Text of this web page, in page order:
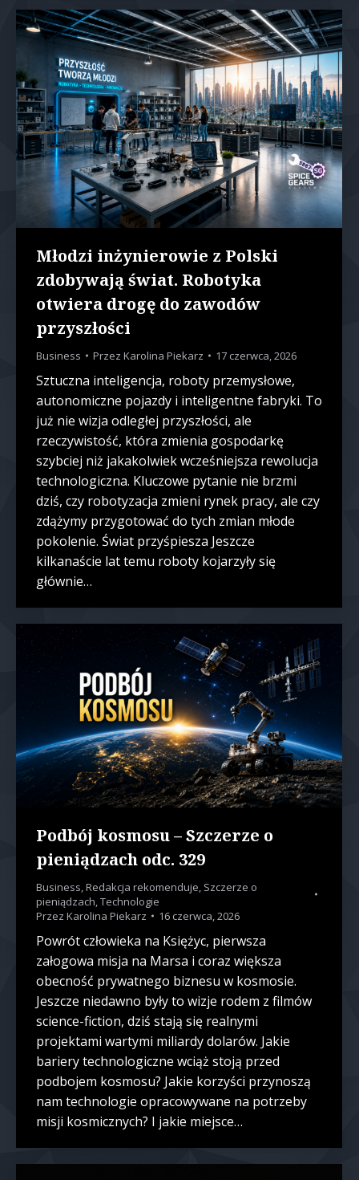
Młodzi inżynierowie z Polski
zdobywają świat. Robotyka
otwiera drogę do zawodów
przyszłości
Business Przez Karolina Piekarz 17 czerwca, 2026
Sztuczna inteligencja, roboty przemysłowe,
autonomiczne pojazdy i inteligentne fabryki. To
już nie wizja odległej przyszłości, ale
rzeczywistość, która zmienia gospodarkę
szybciej niż jakakolwiek wcześniejsza rewolucja
technologiczna. Kluczowe pytanie nie brzmi
dziś, czy robotyzacja zmieni rynek pracy, ale czy
zdążymy przygotować do tych zmian młode
pokolenie. Świat przyśpiesza Jeszcze
kilkanaście lat temu roboty kojarzyły się
głównie…
Podbój kosmosu – Szczerze o
pieniądzach odc. 329
Business,Redakcja rekomenduje, Szczerze o
pieniądzach,Technologie
Przez Karolina Piekarz 16 czerwca, 2026
Powrót człowieka na Księżyc, pierwsza
załogowa misja na Marsa i coraz większa
obecność prywatnego biznesu w kosmosie.
Jeszcze niedawno były to wizje rodem z filmów
science-fiction, dziś stają się realnymi
projektami wartymi miliardy dolarów. Jakie
bariery technologiczne wciąż stoją przed
podbojem kosmosu? Jakie korzyści przynoszą
nam technologie opracowywane na potrzeby
misji kosmicznych? I jakie miejsce…